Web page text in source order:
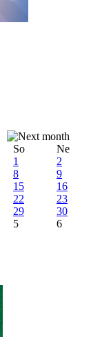
So
Ne
1
2
8
9
15
16
22
23
29
30
5 6